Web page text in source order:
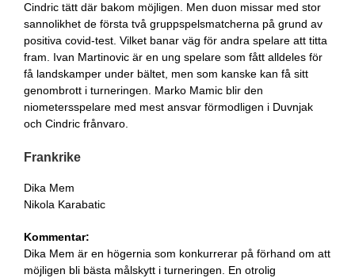
Cindric tätt där bakom möjligen. Men duon missar med stor
sannolikhet de första två gruppspelsmatcherna på grund av
positiva covid-test. Vilket banar väg för andra spelare att titta
fram. Ivan Martinovic är en ung spelare som fått alldeles för
få landskamper under bältet, men som kanske kan få sitt
genombrott i turneringen. Marko Mamic blir den
niometersspelare med mest ansvar förmodligen i Duvnjak
och Cindric frånvaro.
Frankrike
Dika Mem
Nikola Karabatic
Kommentar:
Dika Mem är en högernia som konkurrerar på förhand om att
möjligen bli bästa målskytt i turneringen. En otrolig